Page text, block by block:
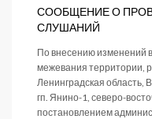
СООБЩЕНИЕ О
СЛУШАНИЙ
По внесению изменений
межевания территории,
Ленинградская область,
гп. Янино-1, северо-
постановлением